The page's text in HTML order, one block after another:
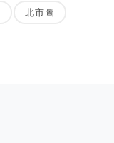
北市圖